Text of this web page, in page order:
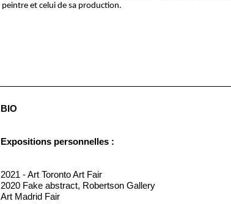
BIO
Expositions personnelles :
2021 - Art Toronto Art Fair
2020 Fake abstract, Robertson Gallery
Art Madrid Fair
peintre et celui de sa production.